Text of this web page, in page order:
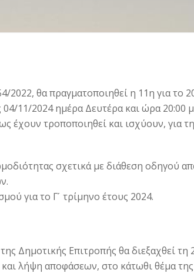
2022, θα πραγματοποιηθεί η 11η για το
11/2024 ημέρα Δευτέρα και ώρα 20:00
έχουν τροποποιηθεί και ισχύουν, για
σχετικά με διάθεση οδηγού
για το Γ ́ τρίμηνο έτους 2024.
Δημοτικής Επιτροπής θα διεξαχθεί
λήψη αποφάσεων, στο κάτωθι θέμα της